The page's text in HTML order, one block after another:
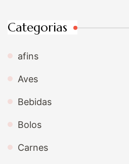
Categorias
afins
Aves
Bebidas
Bolos
Carnes